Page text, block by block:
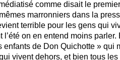
comme disait le premier
marronniers dans la
terrible pour les gens qui
on en entend moins parler.
enfants de Don Quichotte » qui
vivent dehors, et bien tous les